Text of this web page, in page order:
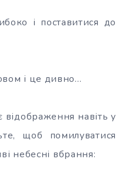
і поставитися до
і це дивно…
відображення навіть у
щоб помилуватися
небесні вбрання: